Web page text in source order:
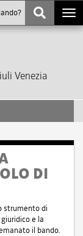
Venezia
DI
strumento di
e la
il bando.